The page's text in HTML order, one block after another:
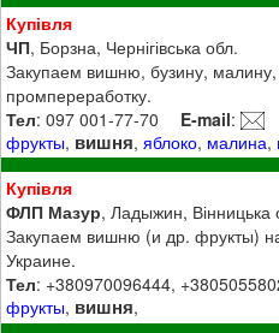
Купівля
ЧП, Борзна, Чернігівська обл.
Закупаем вишню, бузину, малину,
промпереработку.
Тел: 097 001-77-70 E-mail:
фрукты, вишня,яблоко, малина,
Купівля
ФЛП Мазур, Ладыжин, Вінницька
Закупаем вишню (и др. фрукты)
Украине.
Тел: +380970096444,
фрукты, вишня,